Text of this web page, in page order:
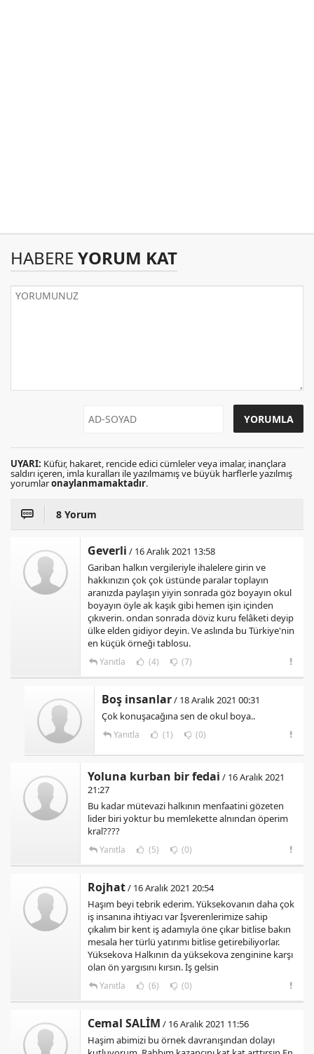
HABERE YORUM KAT
UYARI: Küfür, hakaret, rencide edici cümleler veya imalar, inançlara
saldırı içeren, imla kuralları ile yazılmamış ve büyük harflerle yazılmış
yorumlaronaylanmamaktadır.
8 Yorum
Geverli / 16 Aralık 2021 13:58
Gariban halkın vergileriyle ihalelere girin ve
hakkınızın çok çok üstünde paralar toplayın
aranızda paylaşın yiyin sonrada göz boyayın okul
boyayın öyle ak kaşık gibi hemen işin içinden
çıkıverin. ondan sonrada döviz kuru felâketi deyip
ülke elden gidiyor deyin. Ve aslında bu Türkiye'nin
en küçük örneği tablosu.
Yanıtla (4) (7)
Boş insanlar/ 18 Aralık 2021 00:31
Çok konuşacağına sen de okul boya..
Yanıtla (1) (0)
Yoluna kurban bir fedai / 16 Aralık 2021
21:27
Bu kadar mütevazi halkının menfaatini gözeten
lider biri yoktur bu memlekette alnından öperim
kral????
Yanıtla (5) (0)
Rojhat/ 16 Aralık 2021 20:54
Haşım beyi tebrik ederim. Yüksekovanın daha çok
iş insanına ihtiyacı var İşverenlerimize sahip
çıkalım bir kent iş adamıyla öne çıkar bitlise bakın
mesala her türlü yatırımı bitlise getirebiliyorlar.
Yüksekova Halkının da yüksekova zenginine karşı
olan ön yargısını kırsın. İş gelsin
Yanıtla (6) (0)
Cemal SALİM / 16 Aralık 2021 11:56
Haşim abimizi bu örnek davranışından dolayı